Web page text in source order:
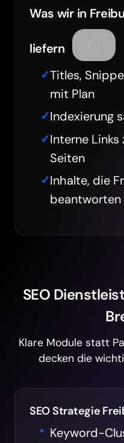
Was wir in
liefern
Titles,
mit Plan
Indexierung
Interne
Seiten
Inhalte, die
beantworten
SEO
Klare Module statt
decken die
SEO Strategie
Keyword-